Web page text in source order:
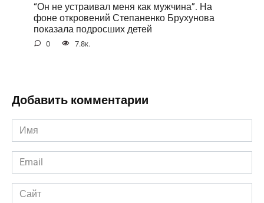
“Он не устраивал меня как мужчина”. На
фоне открoвений Степаненко Брухунова
показала подросших детей
0 7.8к.
Добавить комментарии
Имя
*
Email
*
Сайт